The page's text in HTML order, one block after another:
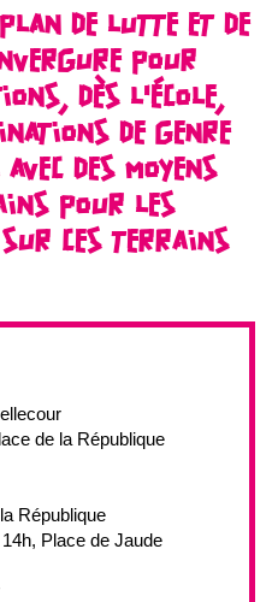
DE LUTTE ET DE
POUR
DÈS L'ÉCOLE,
DE GENRE
DES MOYENS
POUR LES
CES TERRAINS
de la République
République
Place de Jaude